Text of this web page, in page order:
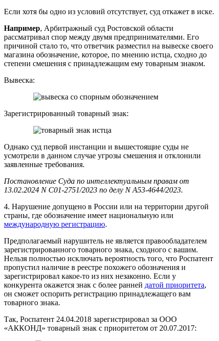
Если хотя бы одно из условий отсутствует, суд откажет в иске.
Например, Арбитражный суд Ростовской области
рассматривал спор между двумя предпринимателями. Его
причиной стало то, что ответчик разместил на вывеске своего
магазина обозначение, которое, по мнению истца, сходно до
степени смешения с принадлежащим ему товарным знаком.
Вывеска:
Зарегистрированный товарный знак:
Однако суд первой инстанции и вышестоящие суды не
усмотрели в данном случае угрозы смешения и отклонили
заявленные требования.
Постановление Суда по интеллектуальным правам от
13.02.2024 N С01-2751/2023 по делу N А53-4644/2023.
4. Нарушение допущено в России или на территории другой
страны, где обозначение имеет национальную или
международную регистрацию.
Предполагаемый нарушитель не является правообладателем
зарегистрированного товарного знака, сходного с вашим.
Нельзя полностью исключать вероятность того, что Роспатент
пропустил наличие в реестре похожего обозначения и
зарегистрировал какое-то из них незаконно. Если у
конкурента окажется знак с более ранней датой приоритета,
он сможет оспорить регистрацию принадлежащего вам
товарного знака.
Так, Роспатент 24.04.2018 зарегистрировал за ООО
«АККОНД» товарный знак с приоритетом от 20.07.2017: